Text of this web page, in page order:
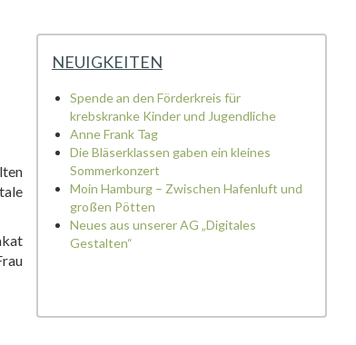
NEUIGKEITEN
Spende an den Förderkreis für
krebskranke Kinder und Jugendliche
Anne Frank Tag
Die Bläserklassen gaben ein kleines
Sommerkonzert
Moin Hamburg – Zwischen Hafenluft und
großen Pötten
Neues aus unserer AG „Digitales
Gestalten“